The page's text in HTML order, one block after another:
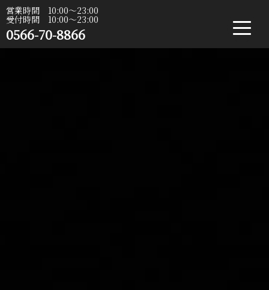
営業時間 10:00〜23:00
受付時間 10:00〜23:00
0566-70-8866